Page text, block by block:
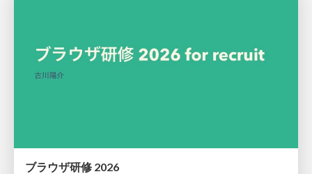
ブラウザ研修 2026